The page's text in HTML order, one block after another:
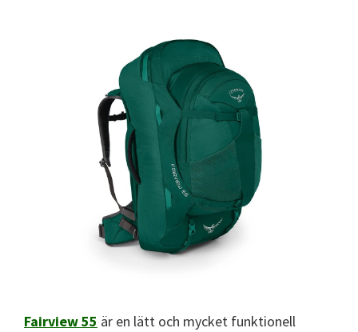
Fairview 55 är en lätt och mycket funktionell